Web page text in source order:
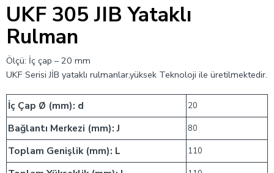
UKF 305 JIB Yataklı
Rulman
Ölçü: İç çap – 20 mm
UKF Serisi JİB ​​yataklı rulmanlar,yüksek Teknoloji ile üretilmektedir.
İç Çap Ø (mm): d 20
Bağlantı Merkezi (mm): J 80
Toplam Genişlik (mm): L 110